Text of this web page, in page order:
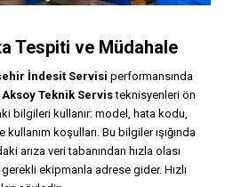
Tespiti ve Müdahale
İndesit Servisi performansında
Aksoy Teknik Servisteknisyenleri ön
bilgileri kullanır: model, hata kodu,
kullanım koşulları. Bu bilgiler ışığında
arıza veri tabanından hızla olası
ekipmanla adrese gider. Hızlı